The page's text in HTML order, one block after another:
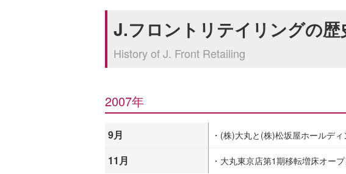
J.フロントリテイリングの歴
History of J. Front Retailing
2007年
9月 ・(株)大丸と(株)松坂屋ホールデ
11月 ・大丸東京店第1期移転増床オー